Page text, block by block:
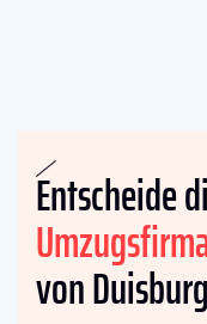
Entscheide
von